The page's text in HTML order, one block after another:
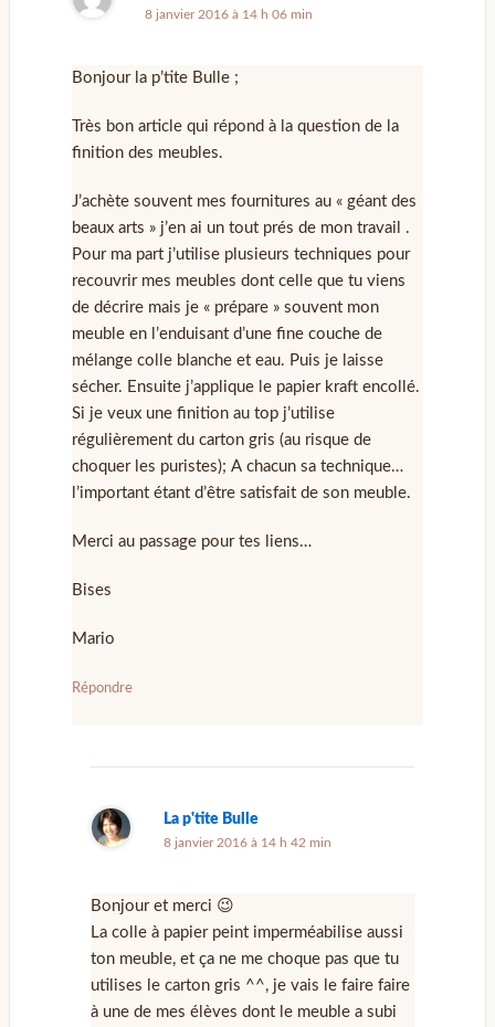
8 janvier 2016 à 14 h 06 min
Bonjour la p’tite Bulle ;
Très bon article qui répond à la question de la
finition des meubles.
J’achète souvent mes fournitures au « géant des
beaux arts » j’en ai un tout prés de mon travail .
Pour ma part j’utilise plusieurs techniques pour
recouvrir mes meubles dont celle que tu viens
de décrire mais je « prépare » souvent mon
meuble en l’enduisant d’une fine couche de
mélange colle blanche et eau. Puis je laisse
sécher. Ensuite j’applique le papier kraft encollé.
Si je veux une finition au top j’utilise
régulièrement du carton gris (au risque de
choquer les puristes); A chacun sa technique…
l’important étant d’être satisfait de son meuble.
Merci au passage pour tes liens…
Bises
Mario
Répondre
La p'tite Bulle
8 janvier 2016 à 14 h 42 min
Bonjour et merci 😉
La colle à papier peint imperméabilise aussi
ton meuble, et ça ne me choque pas que tu
utilises le carton gris ^^, je vais le faire faire
à une de mes élèves dont le meuble a subi